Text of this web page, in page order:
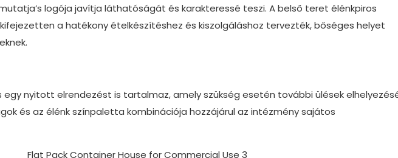
logója javítja láthatóságát és karakteressé teszi. A belső teret élénkpiros
a hatékony ételkészítéshez és kiszolgáláshoz tervezték, bőséges helyet
egy nyitott elrendezést is tartalmaz, amely szükség esetén további ülések
és az élénk színpaletta kombinációja hozzájárul az intézmény sajátos